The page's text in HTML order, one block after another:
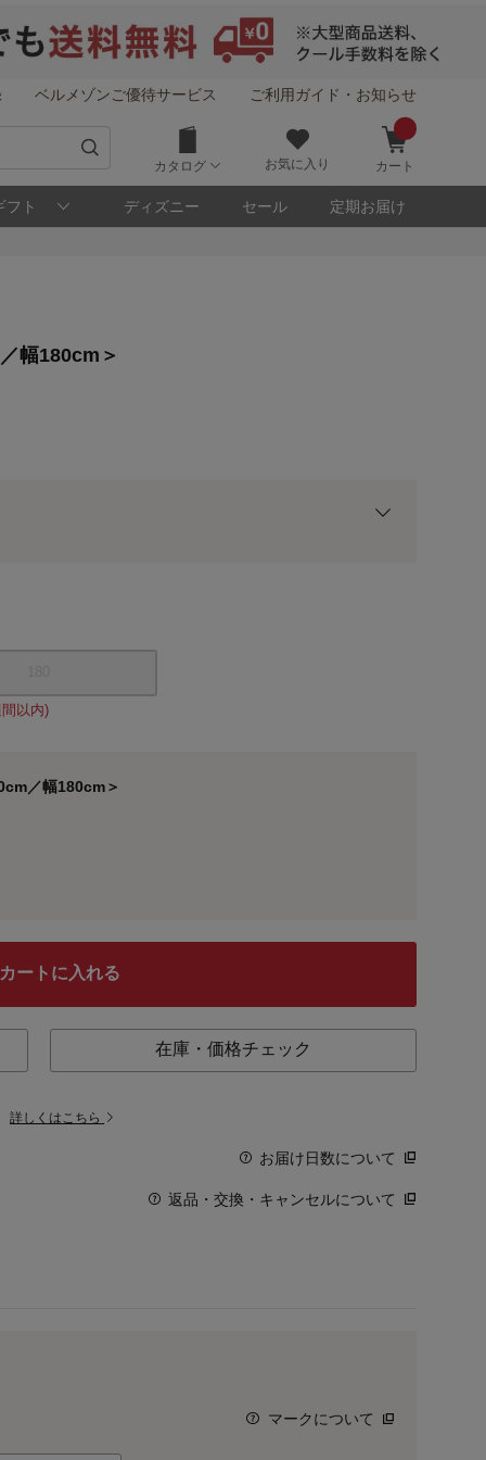
ベルメゾンご優待サービス ご利用ガイド・お知らせ
カタログ お気に入り カート
フト ディズニー セール 定期お届け
幅180cm＞
の基本ポイントに対して適用されます。
間以内)
／幅180cm＞
カートに入れる
在庫・価格チェック
詳しくはこちら
お届け日数について
返品・交換・キャンセルについて
マークについて